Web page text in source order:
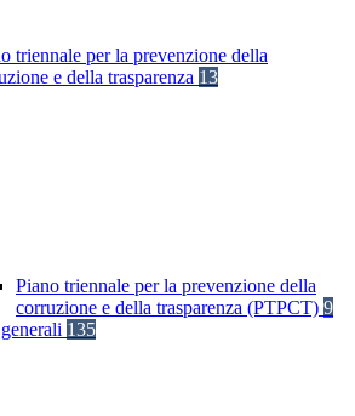
triennale per la prevenzione della
e della trasparenza 13
Piano triennale per la prevenzione della
corruzione e della trasparenza (PTPCT) 9
135